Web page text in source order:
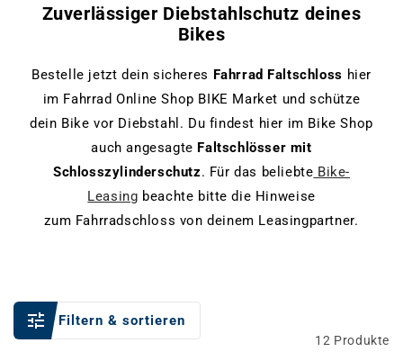
Zuverlässiger Diebstahlschutz deines
Bikes
Bestelle jetzt dein sicheres Fahrrad Faltschloss hier
im Fahrrad Online Shop BIKE Market und schütze
dein Bike vor Diebstahl. Du findest hier im Bike Shop
auch angesagte Faltschlösser mit
Schlosszylinderschutz. Für das beliebte Bike-
Leasing beachte bitte die Hinweise
zum Fahrradschloss von deinem Leasingpartner.
Filtern & sortieren
12 Produkte